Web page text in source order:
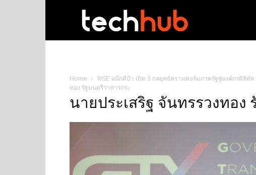
Home ‘RISE’ ผนึกดีป้า เปิด 3 กลยุทธ์ทรานฟอร์มภาครัฐสู่องค์กรดิจิ
ทอง รัฐมนตรีว่าการกระ
นายประเสริฐ จันทรรวงทอง